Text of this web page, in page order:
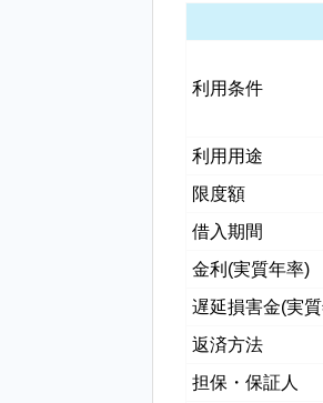
利用条件
利用用途
限度額
借入期間
金利(実質年率)
遅延損害金(実
返済方法
担保・保証人